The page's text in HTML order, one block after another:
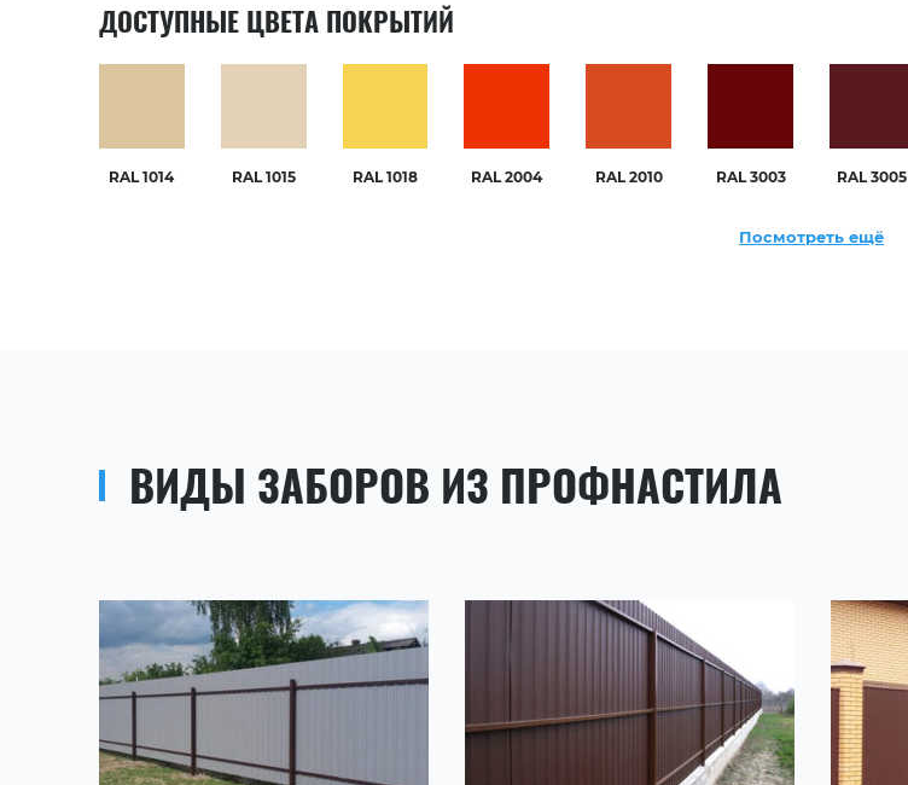
ДОСТУПНЫЕ ЦВЕТА ПОКРЫТИЙ
RAL 1014 RAL 1015 RAL 1018 RAL 2004 RAL 2010 RAL 3003 RAL 3005
Посмотреть ещё
ВИДЫ ЗАБОРОВ ИЗ ПРОФНАСТИЛА